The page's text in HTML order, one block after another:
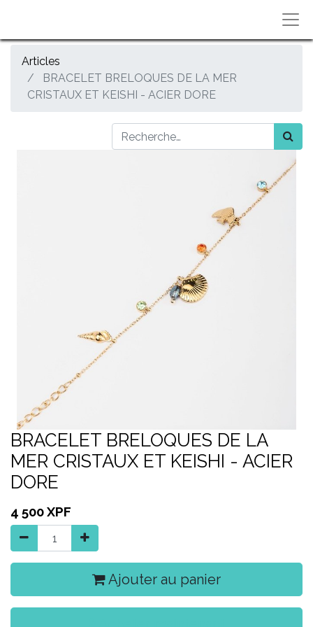
Articles
BRACELET BRELOQUES DE LA MER
CRISTAUX ET KEISHI - ACIER DORE
BRACELET BRELOQUES DE LA
MER CRISTAUX ET KEISHI - ACIER
DORE
4 500XPF
Ajouter au panier